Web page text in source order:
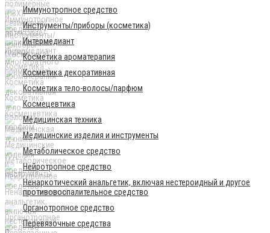
Иммунотропное средство
Инструменты/приборы (косметика)
Интермедиант
Косметика ароматерапия
Косметика декоративная
Косметика тело-волосы/парфюм
Космецевтика
Медицинская техника
Медицинские изделия и инструменты
Метаболическое средство
Нейротропное средство
Ненаркотический анальгетик, включая нестероидный и другое
противовоспалительное средство
Органотропное средство
Перевязочные средства